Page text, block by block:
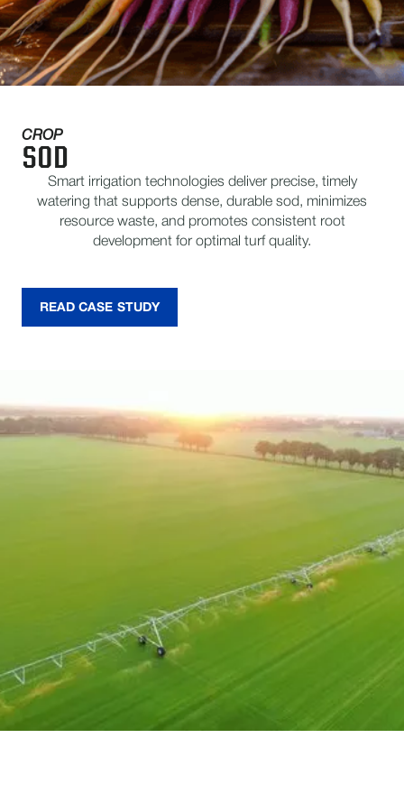
CROP
SOD
Smart irrigation technologies deliver precise, timely
watering that supports dense, durable sod, minimizes
resource waste, and promotes consistent root
development for optimal turf quality.
READ CASE STUDY